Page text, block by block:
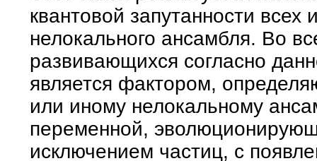
квантовой запутанности
нелокального ансамбля. Во
развивающихся согласно
является фактором,
или иному нелокальному
переменной,
исключением частиц, с